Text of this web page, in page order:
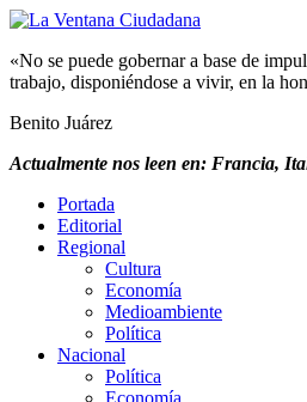
«No se puede gobernar a base de
trabajo, disponiéndose a vivir, en la
Benito Juárez
Actualmente nos leen en: Francia,
Portada
Editorial
Regional
Cultura
Economía
Medioambiente
Política
Nacional
Política
Economía